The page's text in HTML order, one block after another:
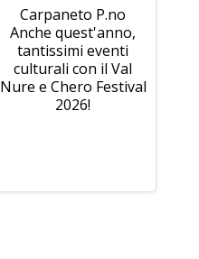
Carpaneto P.no
Anche quest'anno,
tantissimi eventi
culturali con il Val
Nure e Chero Festival
2026!